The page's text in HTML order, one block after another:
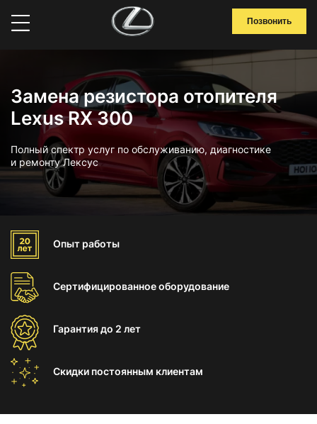
Позвонить
Замена резистора отопителя
Lexus RX 300
Полный спектр услуг по обслуживанию, диагностике
и ремонту Лексус
Опыт работы
Сертифицированноеоборудование
Гарантиядо 2 лет
Скидки постоянным клиентам